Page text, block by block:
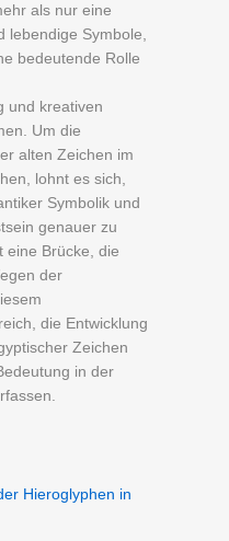
als nur eine
lebendige Symbole,
bedeutende Rolle
und kreativen
Um die
alten Zeichen im
lohnt es sich,
Symbolik und
genauer zu
eine Brücke, die
der
die Entwicklung
Zeichen
in der
Hieroglyphen in